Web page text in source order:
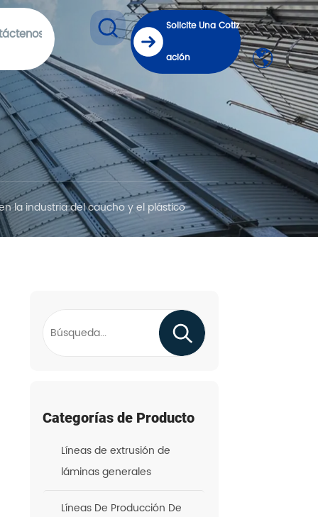
Solicite Una Cotiz
ación
la industria del caucho y el plástico
Categorías de Producto
Líneas de extrusión de
láminas generales
Líneas De Producción De